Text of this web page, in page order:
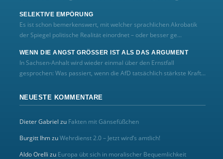
SELEKTIVE EMPÖRUNG
Es ist schon bemerkenswert, mit welcher sprachlichen Akrobatik
der Spiegel politische Realität einordnet – oder besser ge...
WENN DIE ANGST GRÖSSER IST ALS DAS ARGUMENT
In Sachsen-Anhalt wird wieder einmal über den Ernstfall
gesprochen: Was passiert, wenn die AfD tatsächlich stärkste Kraft...
NEUESTE KOMMENTARE
Dieter Gabriel zu Fakten mit Gänsefüßchen
Burgitt IhmzuWehrdienst 2.0 – Jetzt wird’s amtlich!
Aldo Orelli zu Europa übt sich in moralischer Bequemlichkeit